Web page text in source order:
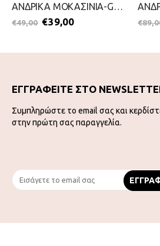
ΑΝΔΡΙΚΑ ΜΟΚΑΣΙΝΙΑ-GALE-2299-0089-ΠΟΥΡΟ
€49,00 €39,00 €
ΕΓΓΡΑΦΕΙΤΕ ΣΤΟ
Συμπληρώστε το email σας και
στην πρώτη σας παραγγελία.